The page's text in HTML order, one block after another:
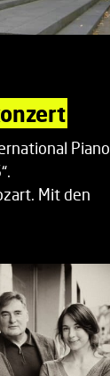
Piano
Mit den